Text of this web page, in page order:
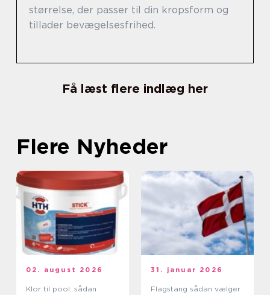
størrelse, der passer til din kropsform og
tillader bevægelsesfrihed.
Få læst flere indlæg her
Flere Nyheder
02. august 2026
Klor til pool: sådan
31. januar 2026
Flagstang sådan vælger